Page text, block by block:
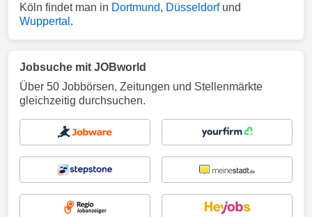
Köln findet man in Dortmund, Düsseldorfund
Wuppertal .
Jobsuche mit JOBworld
Über 50 Jobbörsen, Zeitungen und Stellenmärkte
gleichzeitig durchsuchen.